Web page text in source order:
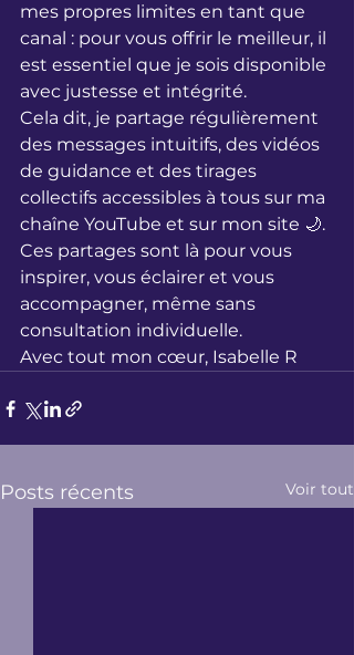
mes propres limites en tant que
canal : pour vous offrir le meilleur, il
est essentiel que je sois disponible
avec justesse et intégrité.
Cela dit, je partage régulièrement
des messages intuitifs, des vidéos
de guidance et des tirages
collectifs accessibles à tous sur ma
chaîne YouTube et sur mon site 🌙.
Ces partages sont là pour vous
inspirer, vous éclairer et vous
accompagner, même sans
consultation individuelle.
Avec tout mon cœur, Isabelle R
Posts récents Voir tout